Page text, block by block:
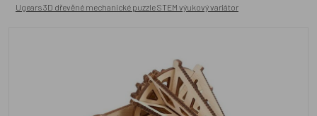
Ugears 3D dřevěné mechanické puzzle STEM výukový variátor